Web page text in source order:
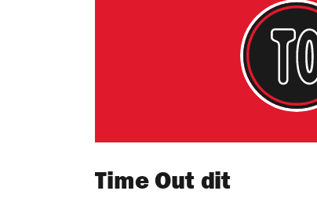
Time Out dit